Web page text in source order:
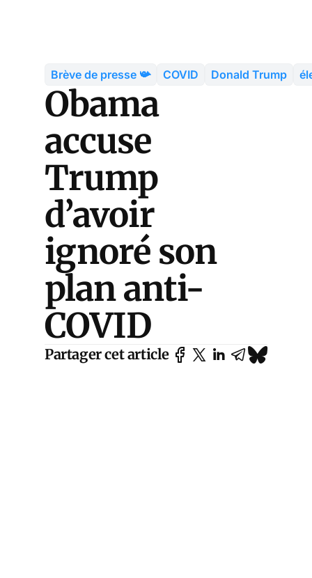
Brève de presse 📯 COVID Donald Trump
Obama
accuse
Trump
d’avoir
ignoré son
plan anti-
COVID
Partager cet article